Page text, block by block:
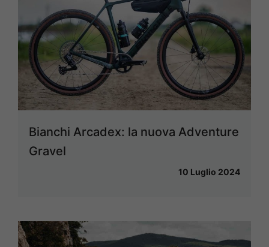
Bianchi Arcadex: la nuova Adventure
Gravel
10 Luglio 2024